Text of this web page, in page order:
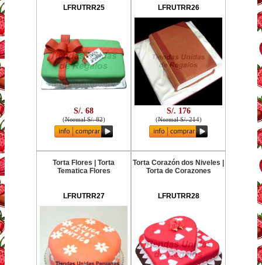
LFRUTRR25
S/. 68
(Normal S/. 82)
LFRUTRR26
S/. 176
(Normal S/. 214)
Torta Flores | Torta
Tematica Flores
LFRUTRR27
Torta Corazón dos Niveles |
Torta de Corazones
LFRUTRR28